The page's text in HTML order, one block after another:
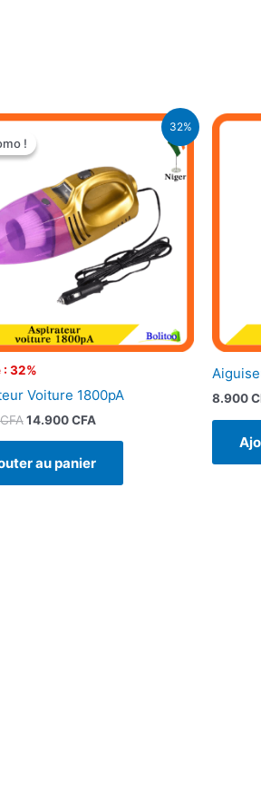
32%
!
: 32%
!
Voiture 1800pA
CFA
Le
prix
initial
22.000 CFA.
14.900CFA
Le
est :
14.900 CFA.
au panier
8.900